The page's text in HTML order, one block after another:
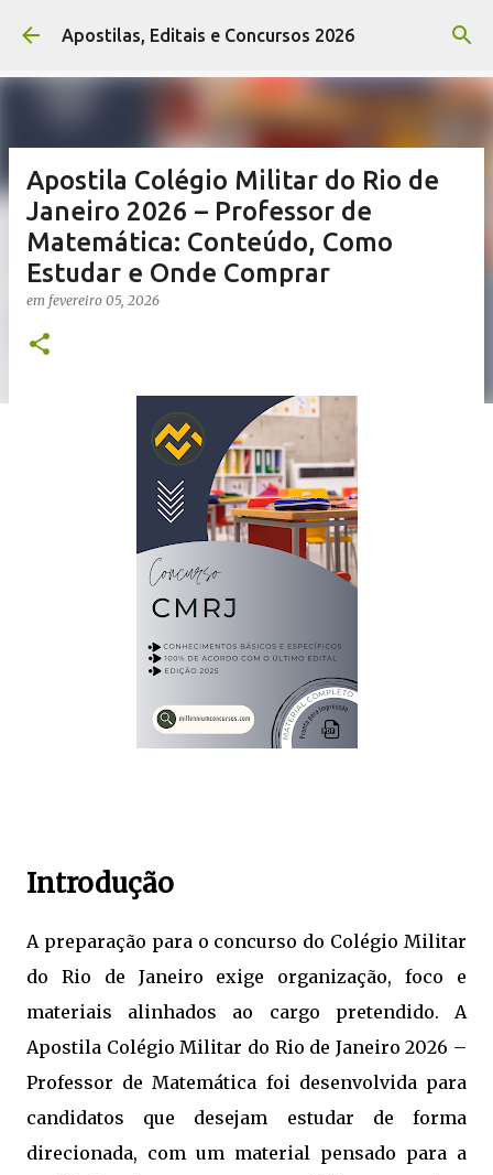
Pular para o conteúdo principal
Apostilas, Editais e Concursos 2026
Apostila Colégio Militar do Rio de
Janeiro 2026 – Professor de
Matemática: Conteúdo, Como
Estudar e Onde Comprar
em fevereiro 05, 2026
Introdução
A preparação para o concurso do Colégio Militar
do Rio de Janeiro exige organização, foco e
materiais alinhados ao cargo pretendido. A
Apostila Colégio Militar do Rio de Janeiro 2026 –
Professor de Matemática foi desenvolvida para
candidatos que desejam estudar de forma
direcionada, com um material pensado para a